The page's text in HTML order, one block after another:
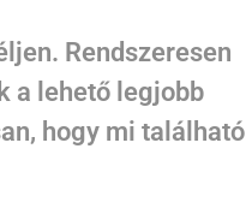
Rendszeresen
a lehető legjobb
hogy mi található